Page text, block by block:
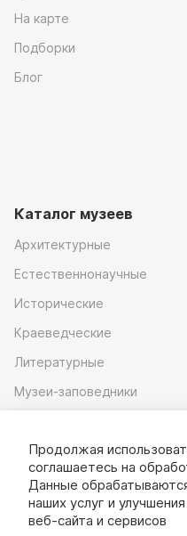
На карте
Подборки
Блог
Каталог музеев
Архитектурные
Естественнонаучные
Исторические
Краеведческие
Литературные
Музеи-заповедники
Скачать приложение
Продолжая
соглашаетесь на
Данные
наших услуг и
веб-сайта и сервисов